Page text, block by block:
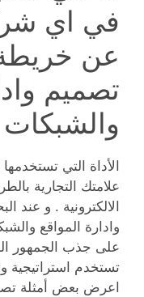
في اي
عن خريطة
تصميم
والشبكات
الأداة التي
علامتك التجارية
الالكترونية . و
وادارة المواقع
على جذب الجمهور
تستخدم استراتيجية
اعرض بعض أمثلة